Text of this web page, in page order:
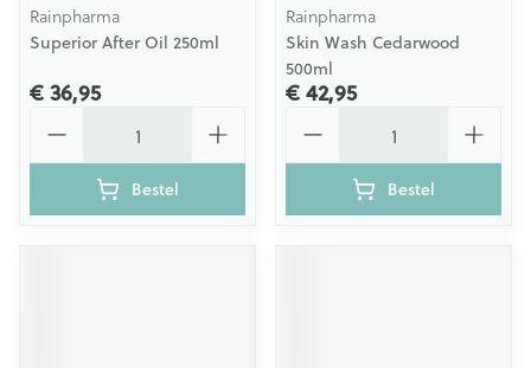
Rainpharma
Superior After Oil 250ml
€ 36,95
Bestel
Rainpharma
Skin Wash Cedarwood
500ml
€ 42,95
Bestel